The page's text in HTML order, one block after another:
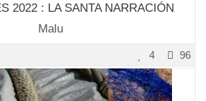
2022 : LA SANTA NARRACIÓN
Malu
96
4